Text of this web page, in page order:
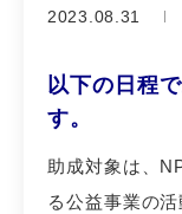
2023.08.31
以下の日程
す。
助成対象は、
る公益事業の活